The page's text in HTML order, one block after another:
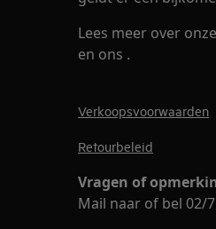
Lees meer over
en ons .
Verkoopsvoorwaarden
Retourbeleid
Vragen of
Mail naar of bel 02/